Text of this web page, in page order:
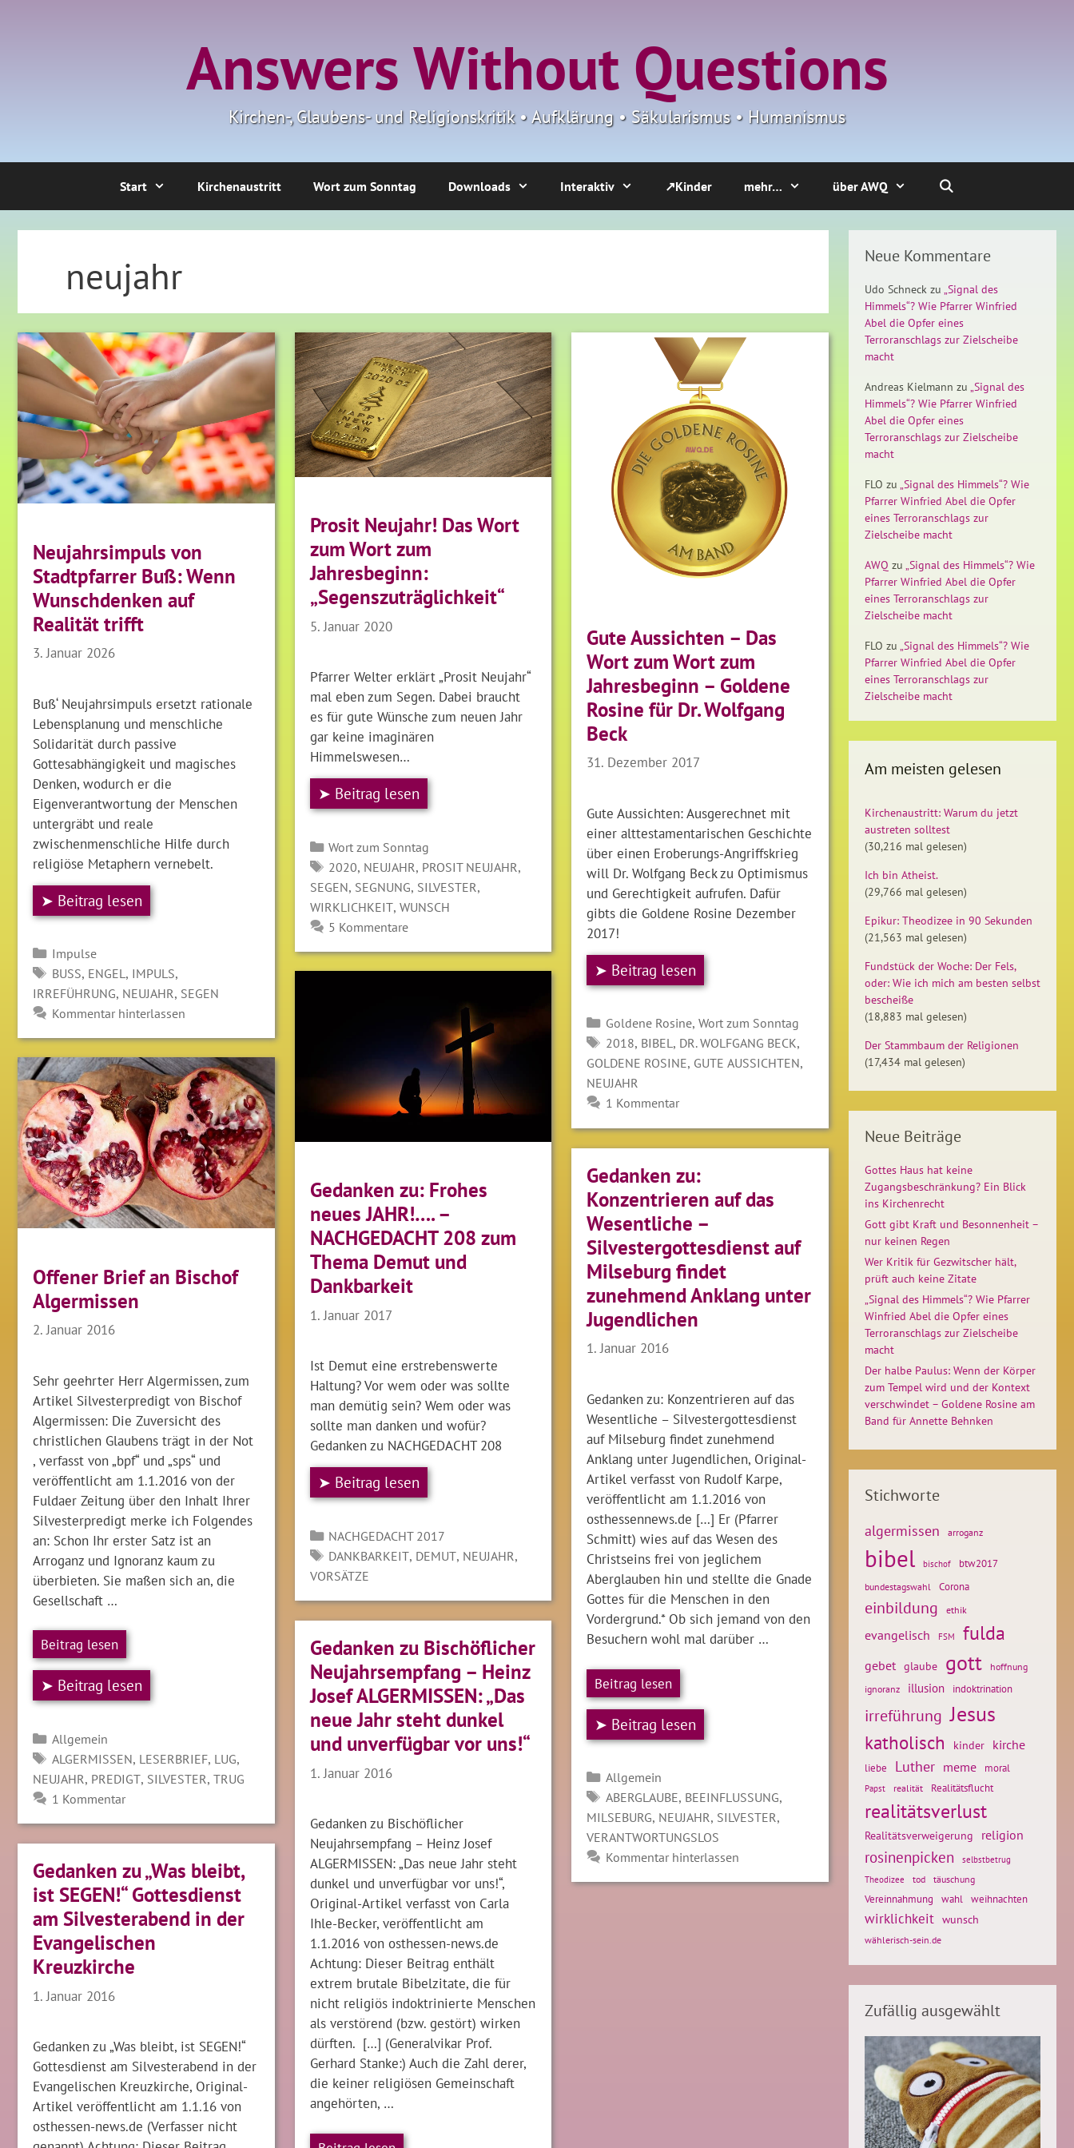
Answers Without Questions
Kirchen-, Glaubens- und Religionskritik • Aufklärung • Säkularismus • Humanismus
Start Kirchenaustritt Wort zum Sonntag Downloads Interaktiv ↗Kinder mehr… über AWQ
neujahr
Neujahrsimpuls von
Stadtpfarrer Buß: Wenn
Wunschdenken auf
Realität trifft
3. Januar 2026
Buß‘ Neujahrsimpuls ersetzt rationale
Lebensplanung und menschliche
Solidarität durch passive
Gottesabhängigkeit und magisches
Denken, wodurch er die
Eigenverantwortung der Menschen
untergräbt und reale
zwischenmenschliche Hilfe durch
religiöse Metaphern vernebelt.
➤ Beitrag lesen
Kategorien
Impulse
SCHLAGWÖRTER
BUSS , ENGEL, IMPULS,
IRREFÜHRUNG, NEUJAHR, SEGEN
Kommentar hinterlassen
Prosit Neujahr! Das Wort
zum Wort zum
Jahresbeginn:
„Segenszuträglichkeit“
5. Januar 2020
Pfarrer Welter erklärt „Prosit Neujahr“
mal eben zum Segen. Dabei braucht
es für gute Wünsche zum neuen Jahr
gar keine imaginären
Himmelswesen…
➤ Beitrag lesen
Kategorien
Wort zum Sonntag
SCHLAGWÖRTER
2020, NEUJAHR, PROSIT NEUJAHR,
SEGEN, SEGNUNG, SILVESTER,
WIRKLICHKEIT, WUNSCH
5 Kommentare
Gute Aussichten – Das
Wort zum Wort zum
Jahresbeginn – Goldene
Rosine für Dr. Wolfgang
Beck
31. Dezember 2017
Gute Aussichten: Ausgerechnet mit
einer alttestamentarischen Geschichte
über einen Eroberungs-Angriffskrieg
will Dr. Wolfgang Beck zu Optimismus
und Gerechtigkeit aufrufen. Dafür
gibts die Goldene Rosine Dezember
2017!
➤ Beitrag lesen
Kategorien
Goldene Rosine, Wort zum Sonntag
SCHLAGWÖRTER
2018, BIBEL, DR. WOLFGANG BECK,
GOLDENE ROSINE, GUTE AUSSICHTEN,
NEUJAHR
1 Kommentar
Gedanken zu: Frohes
neues JAHR!…. –
NACHGEDACHT 208 zum
Thema Demut und
Dankbarkeit
1. Januar 2017
Ist Demut eine erstrebenswerte
Haltung? Vor wem oder was sollte
man demütig sein? Wem oder was
sollte man danken und wofür?
Gedanken zu NACHGEDACHT 208
➤ Beitrag lesen
Kategorien
NACHGEDACHT 2017
SCHLAGWÖRTER
DANKBARKEIT, DEMUT, NEUJAHR,
VORSÄTZE
Offener Brief an Bischof
Algermissen
2. Januar 2016
Sehr geehrter Herr Algermissen, zum
Artikel Silvesterpredigt von Bischof
Algermissen: Die Zuversicht des
christlichen Glaubens trägt in der Not
, verfasst von „bpf“ und „sps“ und
veröffentlicht am 1.1.2016 von der
Fuldaer Zeitung über den Inhalt Ihrer
Silvesterpredigt merke ich Folgendes
an: Schon Ihr erster Satz ist an
Arroganz und Ignoranz kaum zu
überbieten. Sie maßen sich an, die
Gesellschaft …
Beitrag lesen
➤ Beitrag lesen
Kategorien
Allgemein
SCHLAGWÖRTER
ALGERMISSEN, LESERBRIEF, LUG,
NEUJAHR, PREDIGT, SILVESTER,TRUG
1 Kommentar
Gedanken zu:
Konzentrieren auf das
Wesentliche –
Silvestergottesdienst auf
Milseburg findet
zunehmend Anklang unter
Jugendlichen
1. Januar 2016
Gedanken zu: Konzentrieren auf das
Wesentliche – Silvestergottesdienst
auf Milseburg findet zunehmend
Anklang unter Jugendlichen, Original-
Artikel verfasst von Rudolf Karpe,
veröffentlicht am 1.1.2016 von
osthessennews.de […] Er (Pfarrer
Schmitt) wies auf das Wesen des
Christseins frei von jeglichem
Aberglauben hin und stellte die Gnade
Gottes für die Menschen in den
Vordergrund.* Ob sich jemand von den
Besuchern wohl mal darüber …
Beitrag lesen
➤ Beitrag lesen
Kategorien
Allgemein
SCHLAGWÖRTER
ABERGLAUBE, BEEINFLUSSUNG,
MILSEBURG, NEUJAHR, SILVESTER,
VERANTWORTUNGSLOS
Kommentar hinterlassen
Gedanken zu Bischöflicher
Neujahrsempfang – Heinz
Josef ALGERMISSEN: „Das
neue Jahr steht dunkel
und unverfügbar vor uns!“
1. Januar 2016
Gedanken zu Bischöflicher
Neujahrsempfang – Heinz Josef
ALGERMISSEN: „Das neue Jahr steht
dunkel und unverfügbar vor uns!“,
Original-Artikel verfasst von Carla
Ihle-Becker, veröffentlicht am
1.1.2016 von osthessen-news.de
Achtung: Dieser Beitrag enthält
extrem brutale Bibelzitate, die für
nicht religiös indoktrinierte Menschen
als verstörend (bzw. gestört) wirken
dürften. […] (Generalvikar Prof.
Gerhard Stanke:) Auch die Zahl derer,
die keiner religiösen Gemeinschaft
angehörten, …
Gedanken zu „Was bleibt,
ist SEGEN!“ Gottesdienst
am Silvesterabend in der
Evangelischen
Kreuzkirche
1. Januar 2016
Gedanken zu „Was bleibt, ist SEGEN!“
Gottesdienst am Silvesterabend in der
Evangelischen Kreuzkirche, Original-
Artikel veröffentlicht am 1.1.16 von
osthessen-news.de (Verfasser nicht
Neue Kommentare
Udo Schneck zu „Signal des
Himmels“? Wie Pfarrer Winfried
Abel die Opfer eines
Terroranschlags zur Zielscheibe
macht
Andreas Kielmann zu „Signal des
Himmels“? Wie Pfarrer Winfried
Abel die Opfer eines
Terroranschlags zur Zielscheibe
macht
FLO zu „Signal des Himmels“? Wie
Pfarrer Winfried Abel die Opfer
eines Terroranschlags zur
Zielscheibe macht
AWQ zu „Signal des Himmels“? Wie
Pfarrer Winfried Abel die Opfer
eines Terroranschlags zur
Zielscheibe macht
FLO zu „Signal des Himmels“? Wie
Pfarrer Winfried Abel die Opfer
eines Terroranschlags zur
Zielscheibe macht
Am meisten gelesen
Kirchenaustritt: Warum du jetzt
austreten solltest
(30,216 mal gelesen)
Ich bin Atheist.
(29,766 mal gelesen)
Epikur: Theodizee in 90 Sekunden
(21,563 mal gelesen)
Fundstück der Woche: Der Fels,
oder: Wie ich mich am besten selbst
bescheiße
(18,883 mal gelesen)
Der Stammbaum der Religionen
(17,434 mal gelesen)
Neue Beiträge
Gottes Haus hat keine
Zugangsbeschränkung? Ein Blick
ins Kirchenrecht
Gott gibt Kraft und Besonnenheit –
nur keinen Regen
Wer Kritik für Gezwitscher hält,
prüft auch keine Zitate
„Signal des Himmels“? Wie Pfarrer
Winfried Abel die Opfer eines
Terroranschlags zur Zielscheibe
macht
Der halbe Paulus: Wenn der Körper
zum Tempel wird und der Kontext
verschwindet – Goldene Rosine am
Band für Annette Behnken
Stichworte
algermissen arroganz
bibel bischof btw2017
bundestagswahl Corona
einbildung ethik
evangelisch FSM fulda
gebet glaube gott
hoffnung
ignoranz
illusion indoktrination
irreführung Jesus
katholisch kinder kirche
liebe Luther meme moral
Papst realität Realitätsflucht
realitätsverlust
Realitätsverweigerung religion
rosinenpicken
selbstbetrug
Theodizee
tod täuschung
Vereinnahmung wahl weihnachten
wirklichkeit wunsch
wählerisch-sein.de
Zufällig ausgewählt